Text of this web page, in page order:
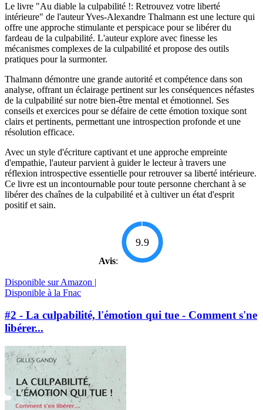
Le livre "Au diable la culpabilité !: Retrouvez votre liberté
intérieure" de l'auteur Yves-Alexandre Thalmann est une lecture qui
offre une approche stimulante et perspicace pour se libérer du
fardeau de la culpabilité. L'auteur explore avec finesse les
mécanismes complexes de la culpabilité et propose des outils
pratiques pour la surmonter.
Thalmann démontre une grande autorité et compétence dans son
analyse, offrant un éclairage pertinent sur les conséquences néfastes
de la culpabilité sur notre bien-être mental et émotionnel. Ses
conseils et exercices pour se défaire de cette émotion toxique sont
clairs et pertinents, permettant une introspection profonde et une
résolution efficace.
Avec un style d'écriture captivant et une approche empreinte
d'empathie, l'auteur parvient à guider le lecteur à travers une
réflexion introspective essentielle pour retrouver sa liberté intérieure.
Ce livre est un incontournable pour toute personne cherchant à se
libérer des chaînes de la culpabilité et à cultiver un état d'esprit
positif et sain.
Avis:
9.9
Disponible sur Amazon |
Disponible à la Fnac
#2 - La culpabilité, l'émotion qui tue - Comment s'ne
libérer...